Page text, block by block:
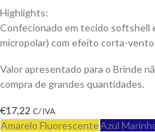
Highlights:
Confecionado em tecido softshell
micropolar) com efeito corta-
Valor apresentado para o Brinde
compra de grandes quantidades.
€17,22 C/ IVA
Amarelo FluorescenteAzul